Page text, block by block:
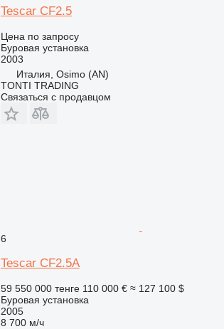
Tescar CF2.5
Цена по запросу
Буровая установка
2003
Италия, Osimo (AN)
TONTI TRADING
Связаться с продавцом
6
Tescar CF2.5A
59 550 000 тенге 110 000 € ≈ 127 100 $
Буровая установка
2005
8 700 м/ч